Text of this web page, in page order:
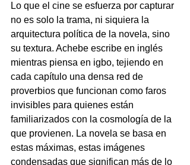
Lo que el cine se esfuerza por capturar
no es solo la trama, ni siquiera la
arquitectura política de la novela, sino
su textura. Achebe escribe en inglés
mientras piensa en igbo, tejiendo en
cada capítulo una densa red de
proverbios que funcionan como faros
invisibles para quienes están
familiarizados con la cosmología de la
que provienen. La novela se basa en
estas máximas, estas imágenes
condensadas que significan más de lo